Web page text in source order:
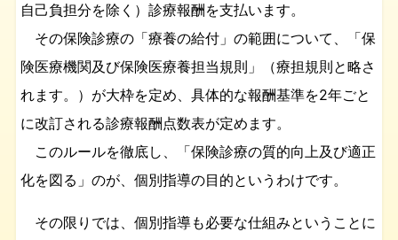
自己負担分を除く）診療報酬を支払います。
その保険診療の「療養の給付」の範囲について、「保
険医療機関及び保険医療養担当規則」（療担規則と略さ
れます。）が大枠を定め、具体的な報酬基準を2年ごと
に改訂される診療報酬点数表が定めます。
このルールを徹底し、「保険診療の質的向上及び適正
化を図る」のが、個別指導の目的というわけです。
その限りでは、個別指導も必要な仕組みということに